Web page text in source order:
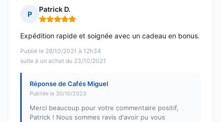
P
Patrick D.
Note : 5 sur 5
Publié le 28/10/2021 à 12h34
suite à un achat du 23/10/2021
Expédition rapide et soignée avec un cadeau en bonus.
Réponse de Cafés Miguel
Publiée le 30/10/2023
Merci beaucoup pour votre commentaire positif,
Patrick ! Nous sommes ravis d'avoir pu vous